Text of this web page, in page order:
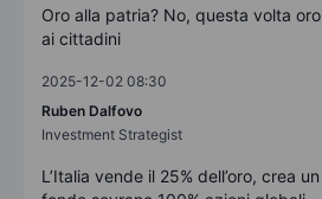
Oro alla patria? No, questa volta oro
ai cittadini
2025-12-02 08:30
Ruben Dalfovo
Investment Strategist
L’Italia vende il 25% dell’oro, crea un